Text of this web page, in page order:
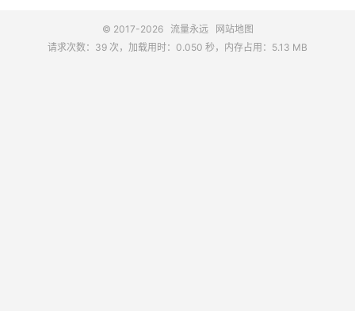
© 2017-2026 流量永远
网站地图
请求次数：39 次，加载用时：0.050 秒，内存占用：5.13 MB